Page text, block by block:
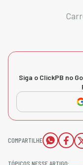
Siga o ClickPB no
COMPARTILHE
TÓPICOS NESSE ARTIGO: